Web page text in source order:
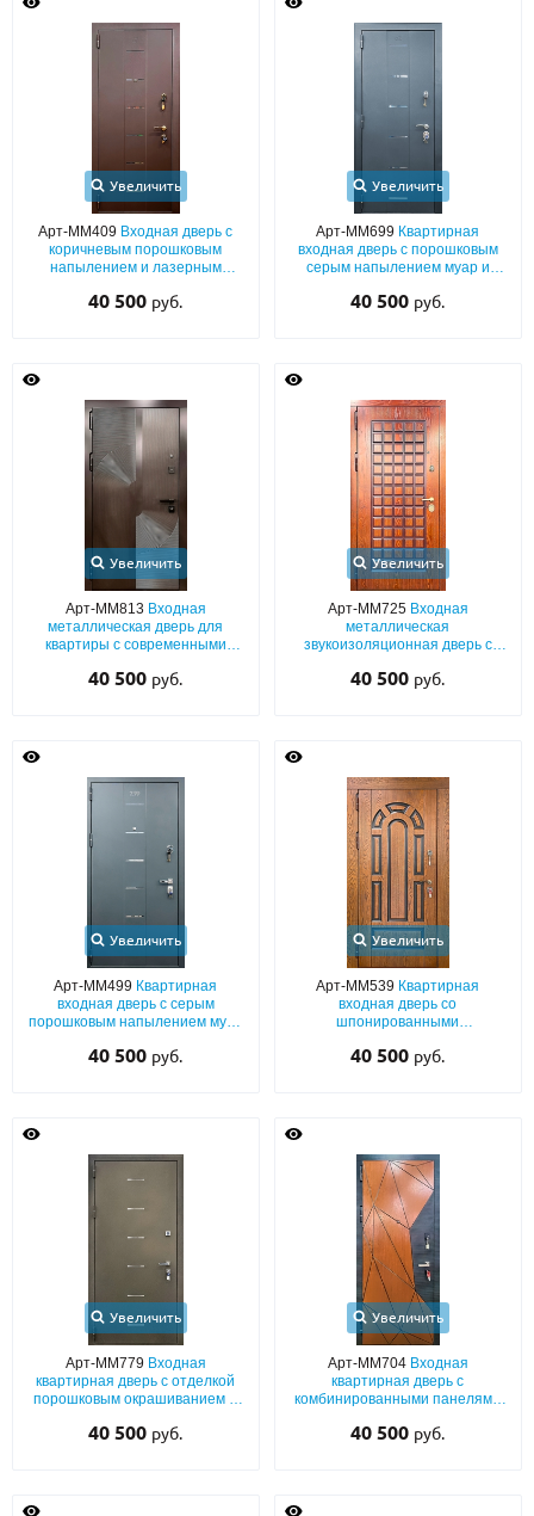
Увеличить
Арт-ММ409 Входная дверь с
коричневым порошковым
напылением и лазерным
квартиры)
40 500 руб.
Увеличить
Арт-ММ699 Квартирная
входная дверь с порошковым
серым напылением муар и
40 500 руб.
Увеличить
Арт-ММ813 Входная
металлическая дверь для
квартиры с современными
МДФ коричневого цвета (окрас
40 500 руб.
Увеличить
Арт-ММ725 Входная
металлическая
звукоизоляционная дверь с
фрезерованным рисунком (с
40 500 руб.
Увеличить
Арт-ММ499 Квартирная
входная дверь с серым
порошковым напылением муар
номер квартиры)
40 500 руб.
Увеличить
Арт-ММ539 Квартирная
входная дверь со
шпонированными
МДФ с двух сторон
40 500 руб.
Увеличить
Арт-ММ779 Входная
квартирная дверь с отделкой
порошковым окрашиванием и
40 500 руб.
Увеличить
Арт-ММ704 Входная
квартирная дверь с
комбинированными панелями
40 500 руб.